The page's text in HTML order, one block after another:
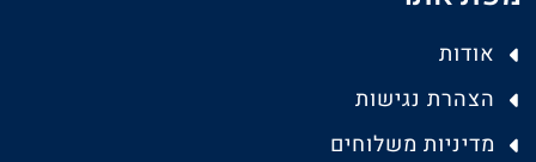
אודות
הצהרת נגישות
מדיניות משלוחים